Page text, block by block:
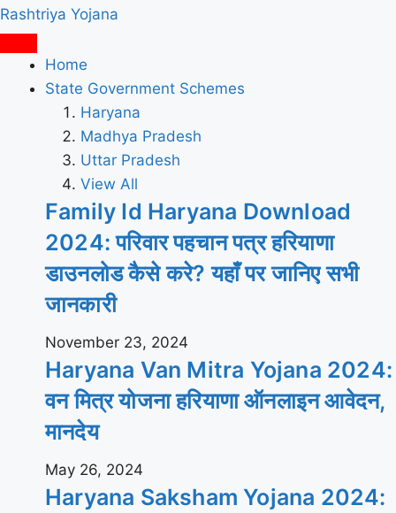
Rashtriya Yojana
Home
State Government Schemes
Haryana
Madhya Pradesh
Uttar Pradesh
View All
Family Id Haryana Download
2024: परिवार पहचान पत्र हरियाणा
डाउनलोड कैसे करे? यहाँ पर जानिए सभी
जानकारी
November 23, 2024
Haryana Van Mitra Yojana 2024:
वन मित्र योजना हरियाणा ऑनलाइन आवेदन,
मानदेय
May 26, 2024
Haryana Saksham Yojana 2024: